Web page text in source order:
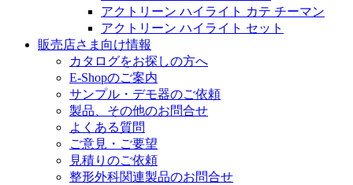
アクトリーン ハイライト カテ チーマン
アクトリーン ハイライト セット
販売店さま向け情報
カタログをお探しの方へ
E-Shopのご案内
サンプル・デモ器のご依頼
製品、その他のお問合せ
よくある質問
ご意見・ご要望
見積りのご依頼
整形外科関連製品のお問合せ